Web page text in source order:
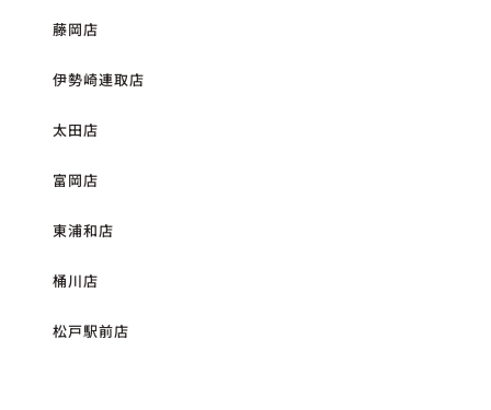
藤岡店
伊勢崎連取店
太田店
富岡店
東浦和店
桶川店
松戸駅前店